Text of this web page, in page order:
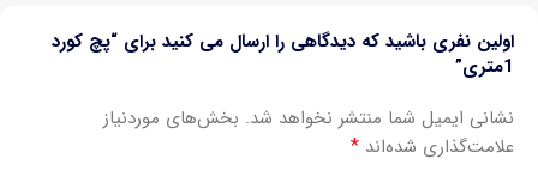
اولین نفری باشید که دیدگاهی را ارسال می کنید برای “پچ کورد
1متری”
نشانی ایمیل شما منتشر نخواهد شد. بخش‌های موردنیاز
علامت‌گذاری شده‌اند *